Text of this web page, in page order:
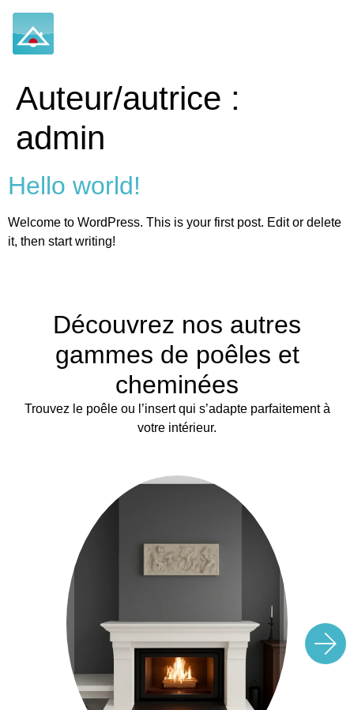
Auteur/autrice :
admin
Hello world!
Welcome to WordPress. This is your first post. Edit or delete
it, then start writing!
Découvrez nos autres
gammes de poêles et
cheminées
Trouvez le poêle ou l’insert qui s’adapte parfaitement à
votre intérieur.